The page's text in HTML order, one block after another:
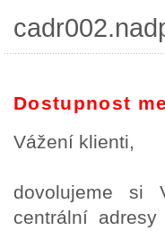
Dostupnost
Vážení klienti,
dovolujeme si
centrální